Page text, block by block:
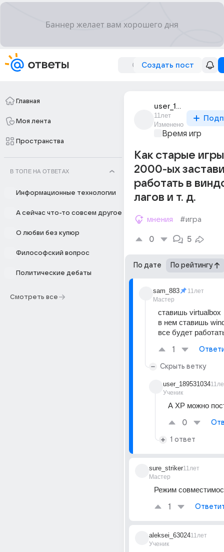
Создать пост
Главная
Моя лента
Пространства
В ТОПЕ НА ОТВЕТАХ
Информационные технологии
А сейчас что-то совсем другое
О любви без купюр
Философский вопрос
Политические дебаты
Смотреть все
user_189531034
11лет
Изменено
Время игр
Как старые
2000-ых
работать в
лагов и т. д.
мнения #игра
0 5
По дате По рейтингу
sam_883
Мастер
11лет
ставишь virtualbox
в нем ставишь
все будет
1
Скрыть ветку
user_189531034
Ученик
А XP можно
0
1 ответ
sure_striker
Мастер
11лет
Режим
1
aleksei_63024
Ученик
11лет